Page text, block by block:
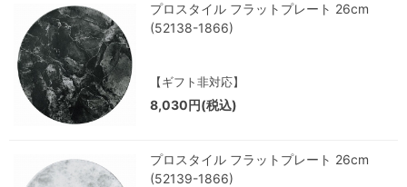
プロスタイル フラットプレート 26cm
(52138-1866)
【ギフト非対応】
8,030円(税込)
プロスタイル フラットプレート 26cm
(52139-1866)